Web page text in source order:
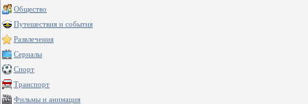
Общество
Путешествия и события
Развлечения
Сериалы
Спорт
Транспорт
Фильмы и анимация